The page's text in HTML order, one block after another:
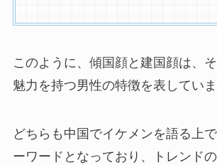
このように、傾国顔と建国顔は、
魅力を持つ男性の特徴を表していま
どちらも中国でイケメンを語る上
ーワードとなっており、トレンド